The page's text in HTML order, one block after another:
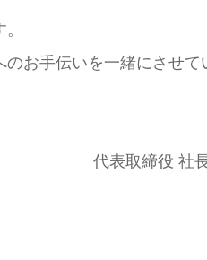
お手伝いを一緒にさせて
代表取締役 社